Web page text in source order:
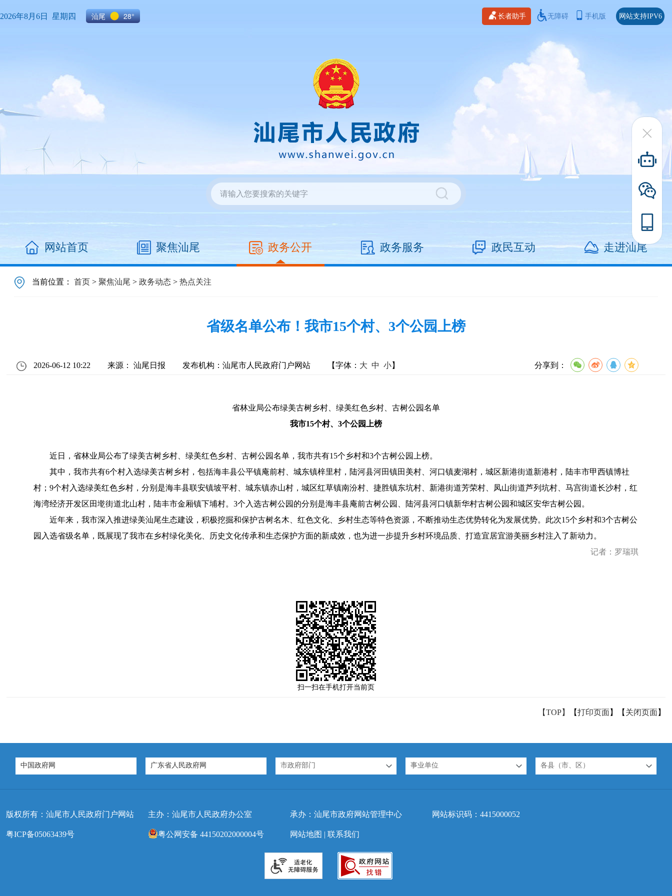
2026年8月6日 星期四 汕尾 28° 长者助手 无障碍 手机版 网站支持IPV6
网站首页 聚焦汕尾 政务公开 政务服务 政民互动 走进汕尾
当前位置：首页 >聚焦汕尾 >政务动态 >热点关注
省级名单公布！我市15个村、3个公园上榜
2026-06-12 10:22 来源： 汕尾日报 发布机构：汕尾市人民政府门户网站 【字体： 大 中 小】 分享到：
省林业局公布绿美古树乡村、绿美红色乡村、 古树公园名单
我市15个村、3个公园上榜
近日，省林业局公布了绿美古树乡村、绿美红色乡村、古树公园名单，我市共有15个乡村和3个古树公园上榜。
其中，我市共有6个村入选绿美古树乡村，包括海丰县公平镇庵前村 、城东镇梓里村，陆河县河田镇田美村、河口镇麦湖村，城区新港街道新港村，陆丰市甲西镇博社
村；9个村入选绿美红色乡村，分别是海丰县联安镇坡平村、城东镇赤山村 ，城区红草镇南汾村、捷胜镇东坑村、新港街道芳荣村、凤山街道芦列坑村 、马宫街道长沙村，红
海湾经济开发区田墘街道北山村，陆丰市金厢镇下埔村。3个入选古树公园的分别是海丰县庵前古树公园、陆河县河口镇新华村古树公园和城区安华古树公园。
近年来，我市深入推进绿美汕尾生态建设，积极挖掘和保护古树名木、红色文化、乡村生态等特色资源，不断推动生态优势转化为发展优势。此次15个乡村和3个古树公
园入选省级名单，既展现了我市在乡村绿化美化、历史文化传承和生态保护方面的新成效，也为进一步提升乡村环境品质、打造宜居宜游美丽乡村注入了新动力。
记者：罗瑞琪
扫一扫在手机打开当前页
【TOP】 【打印页面】【 关闭页面】
中国政府网 广东省人民政府网 市政府部门 事业单位 各县（市、区）
版权所有：汕尾市人民政府门户网站 主办：汕尾市人民政府办公室 承办：汕尾市政府网站管理中心 网站标识码：4415000052
粤ICP备05063439号 粤公网安备 44150202000004号 网站地图 | 联系我们